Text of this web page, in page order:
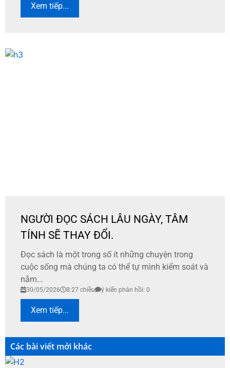
Xem tiếp...
NGƯỜI ĐỌC SÁCH LÂU NGÀY, TÂM
TÍNH SẼ THAY ĐỔI.
Đọc sách là một trong số ít những chuyện trong
cuộc sống mà chúng ta có thể tự mình kiểm soát và
nắm...
30/05/2026 8:27 chiều ý kiến phản hồi: 0
Xem tiếp...
Các bài viết mới khác